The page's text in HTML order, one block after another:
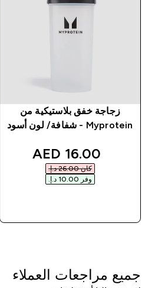
زجاجة خفق بلاستيكية من
Myprotein - شفافة/ لون أسود
discounted price
16.00 AED‎
كان ‏26.00 د.إ.‏‎
وفر ‏10.00 د.إ.‏‎
جميع مراجعات العملاء